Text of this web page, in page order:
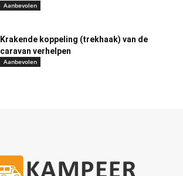
Aanbevolen
Krakende koppeling (trekhaak) van de
caravan verhelpen
Aanbevolen